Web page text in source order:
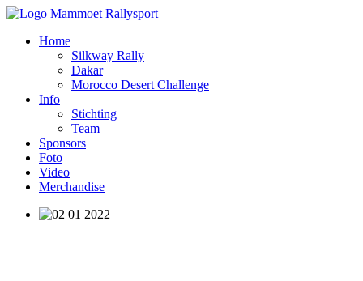
Home
Silkway Rally
Dakar
Morocco Desert Challenge
Info
Stichting
Team
Sponsors
Foto
Video
Merchandise